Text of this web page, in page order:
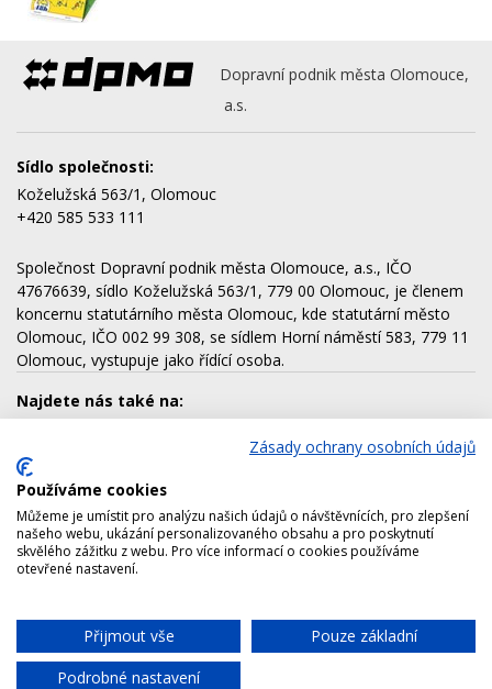
Dopravní podnik města Olomouce,
a.s.
Sídlo společnosti:
Koželužská 563/1, Olomouc
+420 585 533 111
Společnost Dopravní podnik města Olomouce, a.s., IČO
47676639, sídlo Koželužská 563/1, 779 00 Olomouc, je členem
koncernu statutárního města Olomouc, kde statutární město
Olomouc, IČO 002 99 308, se sídlem Horní náměstí 583, 779 11
Olomouc, vystupuje jako řídící osoba.
Najdete nás také na:
Dalšími členy koncernu jsou:
AQUAPARK OLOMOUC, a.s.
Lesy města Olomouce, a.s.
Správa nemovitostí Olomouc, a.s.
Výstaviště Flora Olomouc, a.s.
Chat
Zásady ochrany osobních údajů
Používáme cookies
Můžeme je umístit pro analýzu našich údajů o návštěvnících, pro zlepšení
našeho webu, ukázání personalizovaného obsahu a pro poskytnutí
skvělého zážitku z webu. Pro více informací o cookies používáme
otevřené nastavení.
Přijmout vše
Pouze základní
Podrobné nastavení